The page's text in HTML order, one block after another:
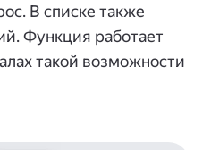
В списке также
Функция работает
такой возможности